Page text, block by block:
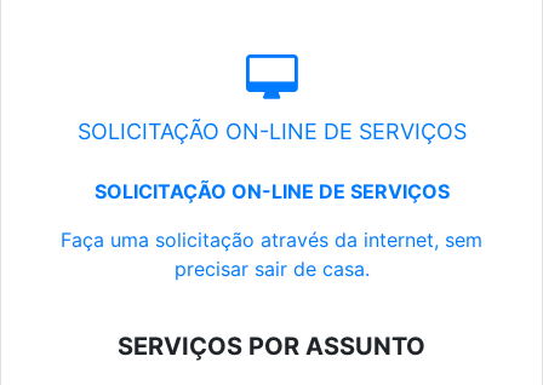
SOLICITAÇÃO ON-LINE DE SERVIÇOS
SOLICITAÇÃO ON-LINE DE SERVIÇOS
Faça uma solicitação através da internet, sem
precisar sair de casa.
SERVIÇOS POR ASSUNTO